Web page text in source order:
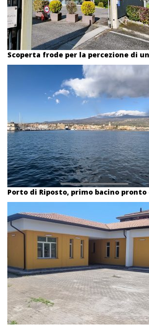
Scoperta frode per la percezione di
Porto di Riposto, primo bacino pronto